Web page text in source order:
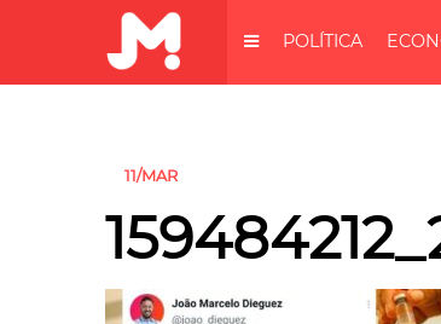
POLÍTICA
11/MAR